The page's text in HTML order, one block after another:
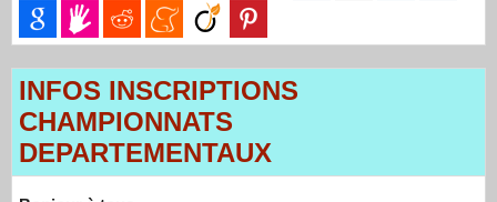
INFOS INSCRIPTIONS
CHAMPIONNATS
DEPARTEMENTAUX